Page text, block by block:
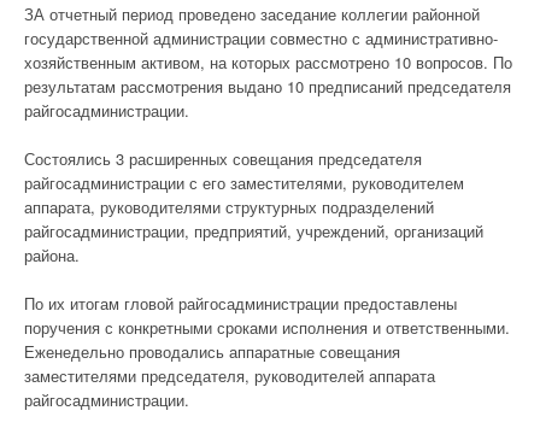
ЗА отчетный период проведено заседание коллегии районной
государственной администрации совместно с административно-
хозяйственным активом, на которых рассмотрено 10 вопросов. По
результатам рассмотрения выдано 10 предписаний председателя
райгосадминистрации.
Состоялись 3 расширенных совещания председателя
райгосадминистрации с его заместителями, руководителем
аппарата, руководителями структурных подразделений
райгосадминистрации, предприятий, учреждений, организаций
района.
По их итогам гловой райгосадминистрации предоставлены
поручения с конкретными сроками исполнения и ответственными.
Еженедельно проводались аппаратные совещания
заместителями председателя, руководителей аппарата
райгосадминистрации.